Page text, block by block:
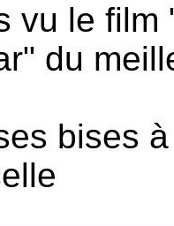
vu le film
du
bises